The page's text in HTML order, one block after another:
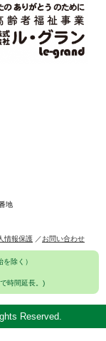
地
情報保護 お問い合わせ
除く）
時間延長。)
Reserved.